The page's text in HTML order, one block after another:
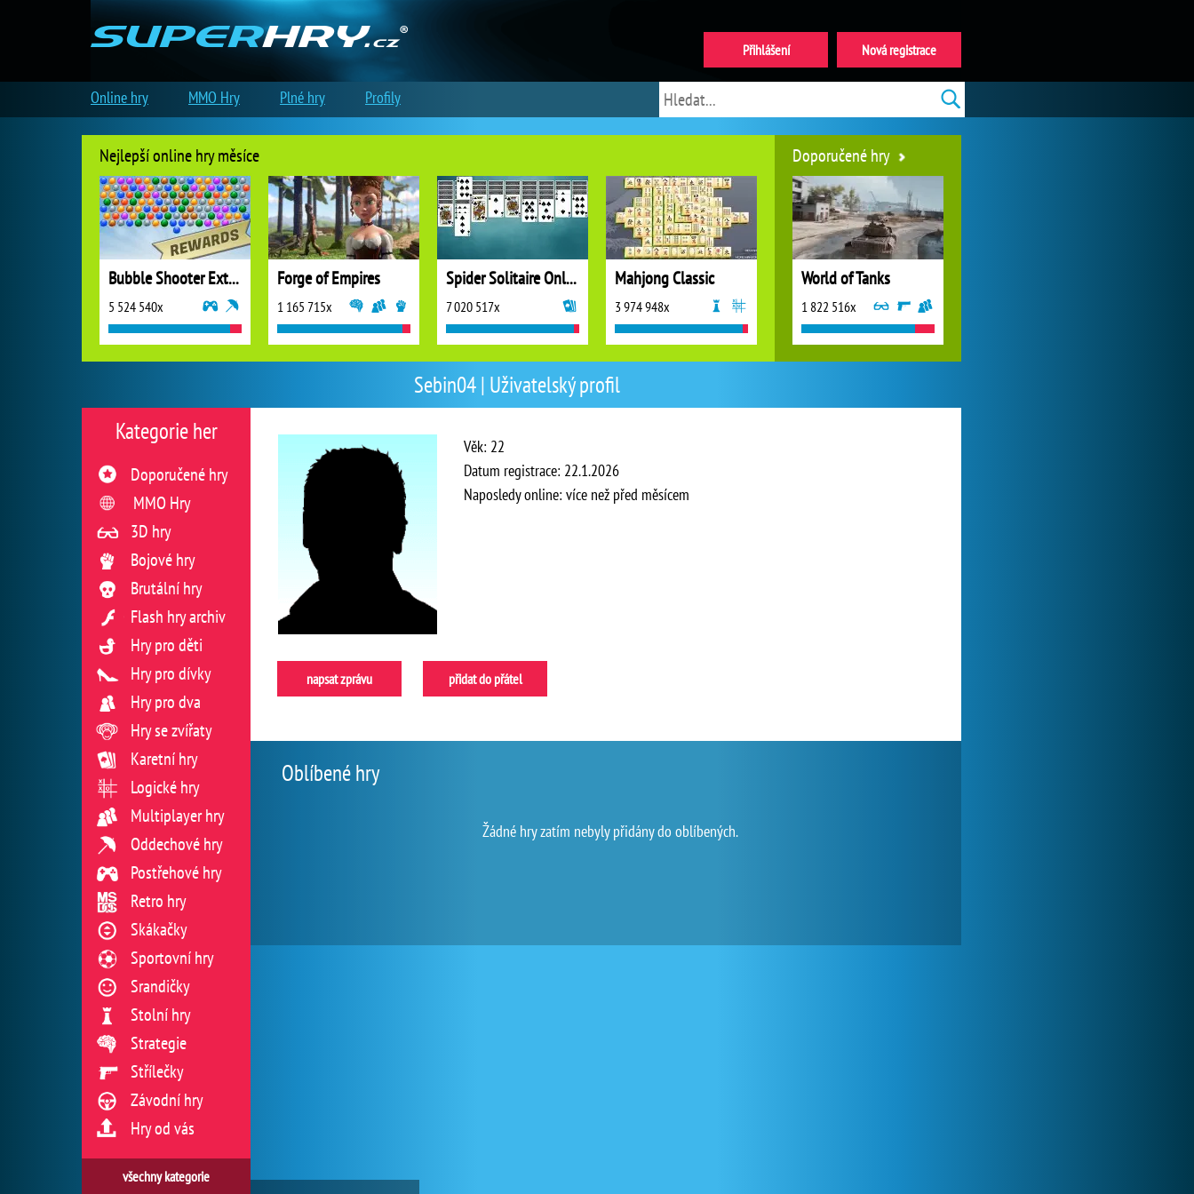
Sebin04 | Uživatelský profil
Věk: 22
Datum registrace: 22.1.2026
Naposledy online: více než před měsícem
napsat zprávu přidat do přátel
Oblíbené hry
Žádné hry zatím nebyly přidány do oblíbených.
Kategorie her
Doporučené hry
MMO Hry
3D hry
Bojové hry
Brutální hry
Flash hry archiv
Hry pro děti
Hry pro dívky
Hry pro dva
Hry se zvířaty
Karetní hry
Logické hry
Multiplayer hry
Oddechové hry
Postřehové hry
Retro hry
Skákačky
Sportovní hry
Srandičky
Stolní hry
Strategie
Střílečky
Závodní hry
Hry od vás
všechny kategorie
Nejlepší online hry měsíce
Bubble Shooter Extreme
5 524 540x
Forge of Empires
1 165 715x
Spider Solitaire Online
7 020 517x
Mahjong Classic
3 974 948x
Doporučené hry
World of Tanks
1 822 516x
Nová registrace
Přihlášení
Online hry MMO Hry Plné hry Profily